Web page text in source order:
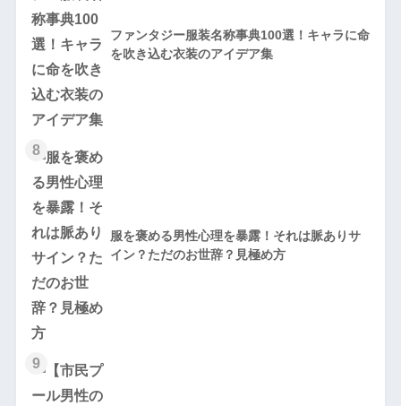
ファンタジー服装名称事典100選！キャラに命
を吹き込む衣装のアイデア集
8
服を褒める男性心理を暴露！それは脈ありサ
イン？ただのお世辞？見極め方
9